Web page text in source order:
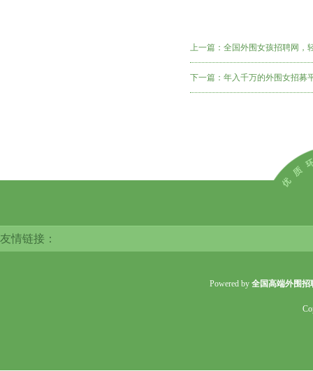
上一篇： 全国外围女孩招聘网，
下一篇： 年入千万的外围女招募
友情链接：
Powered by 全国高端外围招